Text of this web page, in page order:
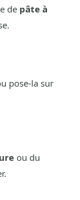
de pâte à
pose-la sur
ou du